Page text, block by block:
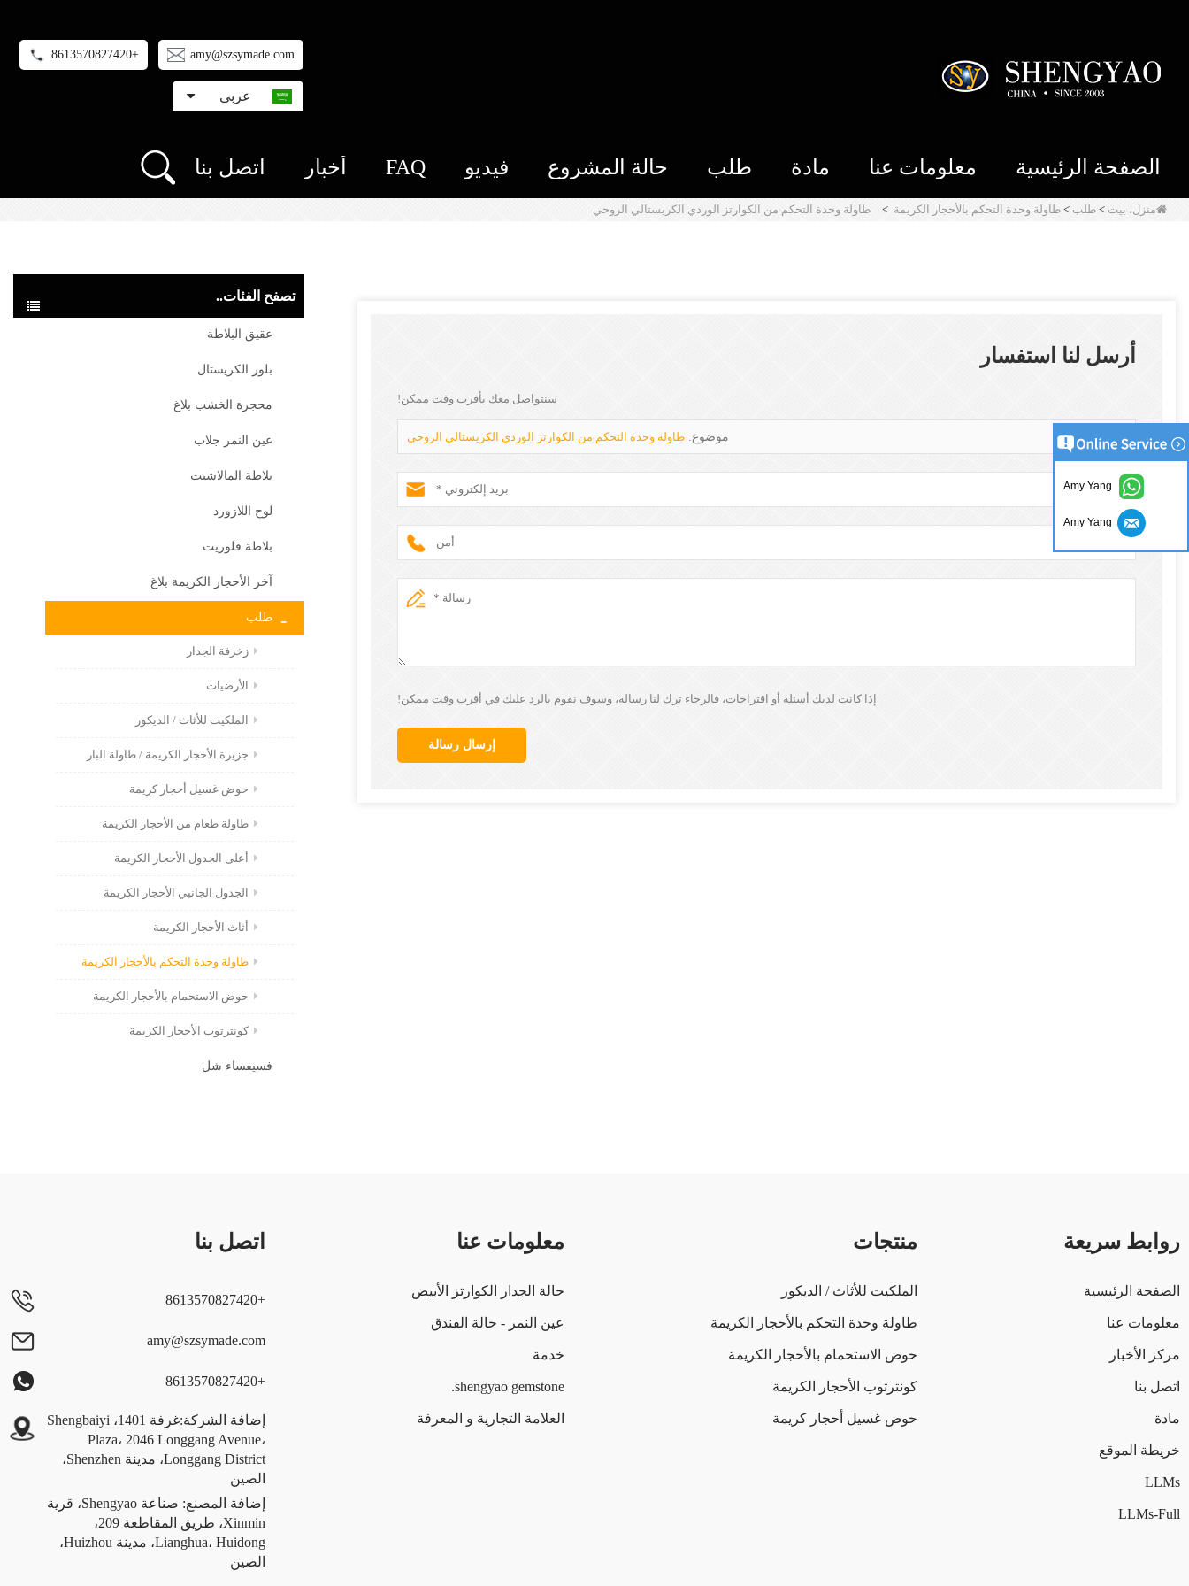
amy@szsymade.com
+8613570827420
عربى
الصفحة الرئيسية معلومات عنا مادة طلب حالة المشروع فيديو FAQ أخبار اتصل بنا
منزل، بيت > طلب > طاولة وحدة التحكم بالأحجار الكريمة > طاولة وحدة التحكم من الكوارتز الوردي الكريستالي الروحي
تصفح الفئات..
عقيق البلاطة
بلور الكريستال
محجرة الخشب بلاغ
عين النمر جلاب
بلاطة المالاشيت
لوح اللازورد
بلاطة فلوريت
آخر الأحجار الكريمة بلاغ
طلب
زخرفة الجدار
الأرضيات
الملكيت للأثاث / الديكور
جزيرة الأحجار الكريمة / طاولة البار
حوض غسيل أحجار كريمة
طاولة طعام من الأحجار الكريمة
أعلى الجدول الأحجار الكريمة
الجدول الجانبي الأحجار الكريمة
أثاث الأحجار الكريمة
طاولة وحدة التحكم بالأحجار الكريمة
حوض الاستحمام بالأحجار الكريمة
كونترتوب الأحجار الكريمة
فسيفساء شل
أرسل لنا استفسار
سنتواصل معك بأقرب وقت ممكن!
موضوع:طاولة وحدة التحكم من الكوارتز الوردي الكريستالي الروحي
إذا كانت لديك أسئلة أو اقتراحات، فالرجاء ترك لنا رسالة، وسوف نقوم بالرد عليك في أقرب وقت ممكن!
إرسال رسالة
روابط سريعة
الصفحة الرئيسية
معلومات عنا
مركز الأخبار
اتصل بنا
مادة
خريطة الموقع
LLMs
LLMs-Full
منتجات
الملكيت للأثاث / الديكور
طاولة وحدة التحكم بالأحجار الكريمة
حوض الاستحمام بالأحجار الكريمة
كونترتوب الأحجار الكريمة
حوض غسيل أحجار كريمة
معلومات عنا
حالة الجدار الكوارتز الأبيض
عين النمر - حالة الفندق
خدمة
shengyao gemstone.
العلامة التجارية و المعرفة
اتصل بنا
+8613570827420
amy@szsymade.com
+8613570827420
إضافة الشركة:غرفة 1401، Shengbaiyi
Plaza، 2046 Longgang Avenue،
Longgang District، مدينة Shenzhen،
الصين
إضافة المصنع: صناعة Shengyao، قرية
Xinmin، طريق المقاطعة 209،
Lianghua، Huidong، مدينة Huizhou،
الصين
Amy Yang
Amy Yang